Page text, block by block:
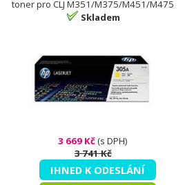
toner pro CLJ M351/M375/M451/M475
Skladem
3 669 Kč(s DPH)
3 741 Kč
IHNED K ODESLÁNÍ